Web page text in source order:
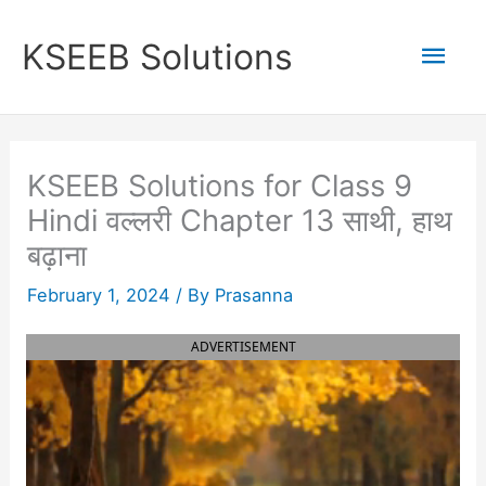
content
KSEEB Solutions
KSEEB Solutions for Class 9
Hindi वल्लरी Chapter 13 साथी, हाथ
बढ़ाना
February 1, 2024 / By Prasanna
ADVERTISEMENT